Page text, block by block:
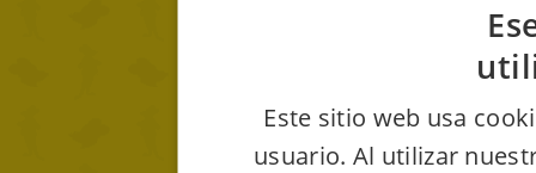
Este sitio web usa
usuario. Al utilizar